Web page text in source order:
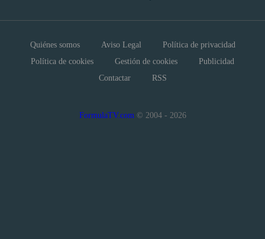
Quiénes somos Aviso Legal
Política de privacidad
Política de cookies
Gestión de cookies
Publicidad
Contactar
RSS
FormulaTV.com© 2004 - 2026